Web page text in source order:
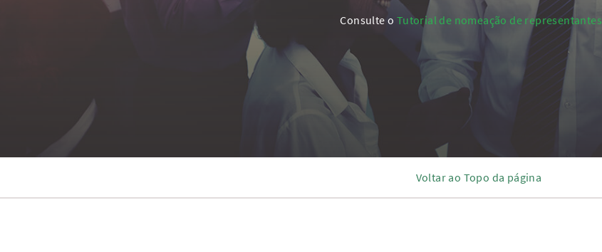
Consulte o Tutorial de nomeação de representantes
Voltar ao Topo da página